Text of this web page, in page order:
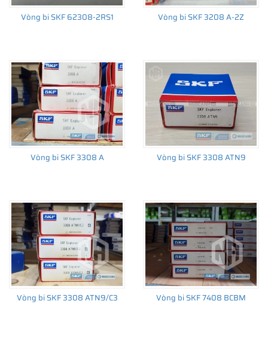
Để có báo giá Phớt SKF 40X60X8 HMSA10 V tốt nhất, hãy liên
hệ với
SKF Ngọc Anh - Đại lý ủy quyền SKF(SKF Authorized
Distributor)
Sản phẩm chính hãng, giao hàng toàn quốc
Vòng bi SKF 62308-2RS1 Vòng bi SKF 3208 A-2Z
Vòng bi SKF 3308 A Vòng bi SKF 3308 ATN9
Vòng bi SKF 3308 ATN9/C3 Vòng bi SKF 7408 BCBM